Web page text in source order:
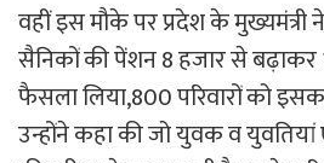
वहीं इस मौके पर प्रदेश के मुख्यमंत्री ने
सैनिकों की पेंशन 8 हजार से
फैसला लिया,800 परिवारों को
उन्होंने कहा की जो युवक व